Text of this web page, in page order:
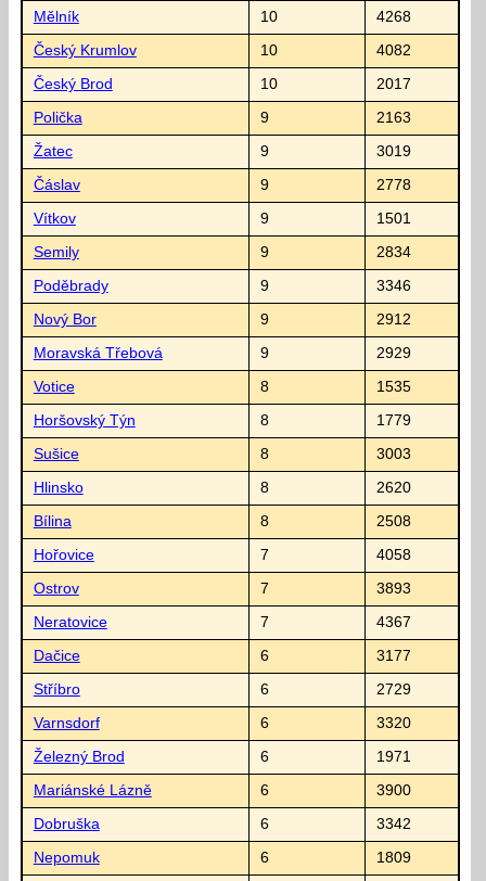
Mělník 10 4268
Český Krumlov 10 4082
Český Brod 10 2017
Polička 9 2163
Žatec 9 3019
Čáslav 9 2778
Vítkov 9 1501
Semily 9 2834
Poděbrady 9 3346
Nový Bor 9 2912
Moravská Třebová 9 2929
Votice 8 1535
Horšovský Týn 8 1779
Sušice 8 3003
Hlinsko 8 2620
Bílina 8 2508
Hořovice 7 4058
Ostrov 7 3893
Neratovice 7 4367
Dačice 6 3177
Stříbro 6 2729
Varnsdorf 6 3320
Železný Brod 6 1971
Mariánské Lázně 6 3900
Dobruška 6 3342
Nepomuk 6 1809